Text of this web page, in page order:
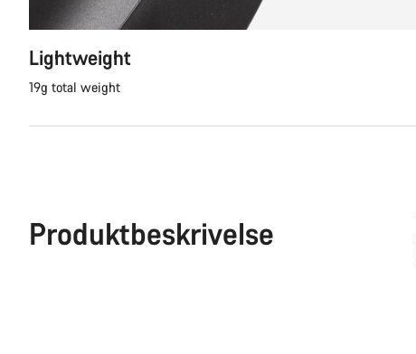
Lightweight
19g total weight
Produktbeskrivelse